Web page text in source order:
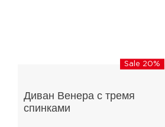
Sale 20%
Диван Венера с тремя
спинками